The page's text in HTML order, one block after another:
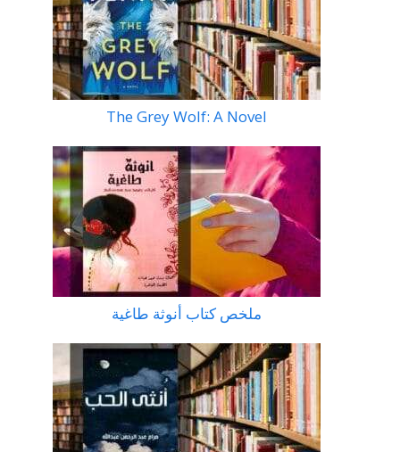
The Grey Wolf: A Novel
ملخص كتاب أنوثة طاغية